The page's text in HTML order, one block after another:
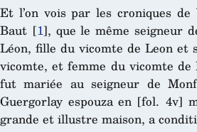
Et l’on vois par les croniques
Baut [1], que le même seigneur
Léon, fille du vicomte de Leon
vicomte, et femme du vicomte de
fut mariée au seigneur de
Guergorlay espouza en [fol. 4v]
grande et illustre maison, a